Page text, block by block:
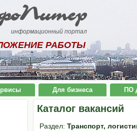
информационный портал
РАБОТЫ
Для бизнеса ПО
Каталог вакансий
Раздел: Транспорт,